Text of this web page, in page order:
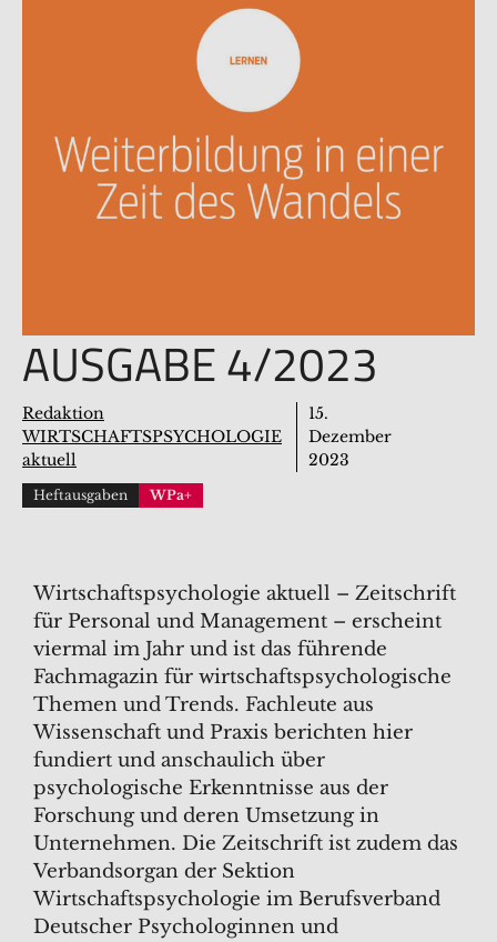
AUSGABE 4/2023
Redaktion
WIRTSCHAFTSPSYCHOLOGIE
aktuell
15.
Dezember
2023
Heftausgaben WPa+
Wirtschaftspsychologie aktuell – Zeitschrift
für Personal und Management – erscheint
viermal im Jahr und ist das führende
Fachmagazin für wirtschaftspsychologische
Themen und Trends. Fachleute aus
Wissenschaft und Praxis berichten hier
fundiert und anschaulich über
psychologische Erkenntnisse aus der
Forschung und deren Umsetzung in
Unternehmen. Die Zeitschrift ist zudem das
Verbandsorgan der Sektion
Wirtschaftspsychologie im Berufsverband
Deutscher Psychologinnen und